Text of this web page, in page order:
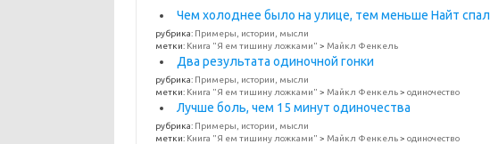
Чем холоднее было на улице, тем меньше Найт спал
рубрика: Примеры, истории, мысли
метки: Книга "Я ем тишину ложками" > Майкл Фенкель
Два результата одиночной гонки
рубрика: Примеры, истории, мысли
метки: Книга "Я ем тишину ложками" > Майкл Фенкель> одиночество
Лучше боль, чем 15 минут одиночества
рубрика: Примеры, истории, мысли
метки: Книга "Я ем тишину ложками" > Майкл Фенкель> одиночество